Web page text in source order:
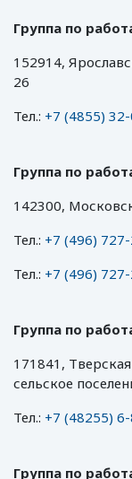
Группа по
152914,
26
Тел.: +7 (4855)
Группа по
142300,
Тел.: +7 (496)
Тел.: +7 (496)
Группа по
171841,
сельское
Тел.: +7 (48255)
Группа по